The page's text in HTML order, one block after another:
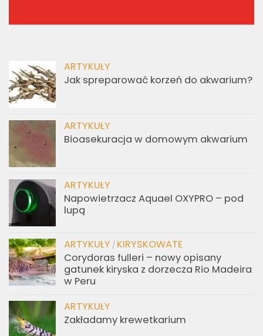
ARTYKUŁY
Jak spreparować korzeń do akwarium?
ARTYKUŁY
Bioasekuracja w domowym akwarium
ARTYKUŁY
Napowietrzacz Aquael OXYPRO – pod
lupą
ARTYKUŁY / KIRYSKOWATE
Corydoras fulleri – nowy opisany
gatunek kiryska z dorzecza Rio Madeira
w Peru
ARTYKUŁY
Zakładamy krewetkarium